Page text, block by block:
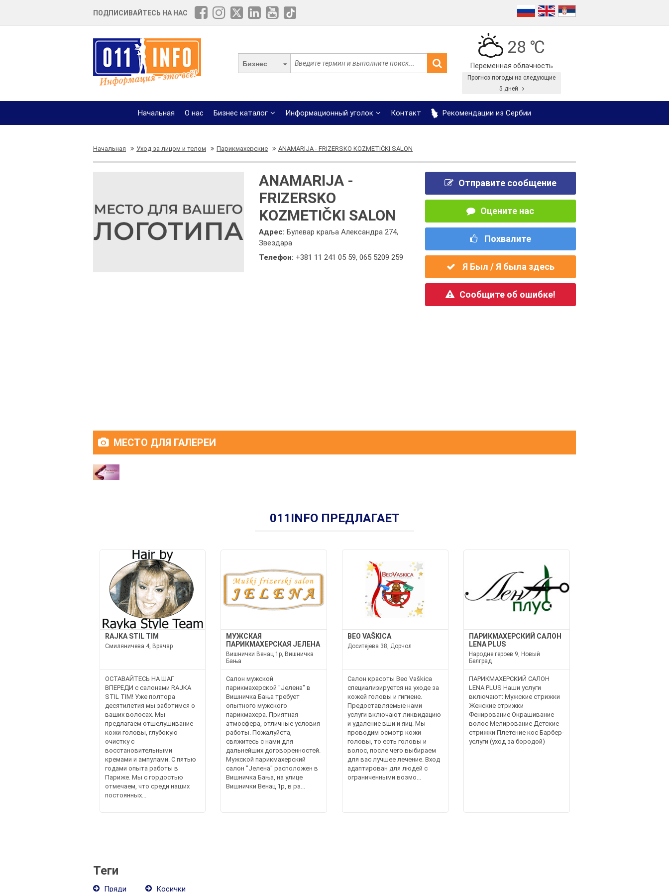
ПОДПИСИВАЙТЕСЬ НА НАС
Бизнес
28 ℃
Переменная облачность
Прогноз погоды на следующие
5 дней
Начальная О нас Бизнес каталог Информационный уголок Контакт Рекомендации из Сербии
Начальная Уход за лицом и телом Парикмахерские ANAMARIJA - FRIZERSKO KOZMETIČKI SALON
ANAMARIJA -
FRIZERSKO
KOZMETIČKI SALON
Адрес:Булевар краља Александра 274,
Звездара
Телефон: +381 11 241 05 59,065 5209 259
Отправите сообщение
Оцените нас
Похвалите
Я Был / Я была здесь
Сообщите об ошибке!
МЕСТО ДЛЯ ГАЛЕРЕИ
011INFO ПРЕДЛАГАЕТ
RAJKA STIL TIM
Смиляничева 4, Врачар
ОСТАВАЙТЕСЬ НА ШАГ
ВПЕРЕДИ с салонами RAJKA
STIL TIM! Уже полтора
десятилетия мы заботимся о
ваших волосах. Мы
предлагаем отшелушивание
кожи головы, глубокую
очистку с
восстановительными
кремами и ампулами. С пятью
годами опыта работы в
Париже. Мы с гордостью
отмечаем, что среди наших
постоянных...
МУЖСКАЯ
ПАРИКМАХЕРСКАЯ ЈЕЛЕНА
Вишнички Венац 1р, Вишничка
Бања
Салон мужской
парикмахерской "Јелена" в
Вишничка Бања требует
опытного мужского
парикмахера. Приятная
атмосфера, отличные условия
работы. Пожалуйста,
свяжитесь с нами для
дальнейших договоренностей.
Мужской парикмахерский
салон "Јелена" расположен в
Вишничка Бања, на улице
Вишнички Венац 1p, в ра...
BEO VAŠKICA
Доситејева 38, Дорчол
Салон красоты Beo Vaškica
специализируется на уходе за
кожей головы и гигиене.
Предоставляемые нами
услуги включают ликвидацию
и удаление вши и яиц. Мы
проводим осмотр кожи
головы, то есть головы и
волос, после чего выбираем
для вас лучшее лечение. Вход
адаптирован для людей с
ограниченными возмо...
ПАРИКМАХЕРСКИЙ САЛОН
LENA PLUS
Народне героев 9, Новый
Белград
ПАРИКМАХЕРСКИЙ САЛОН
LENA PLUS Наши услуги
включают: Мужские стрижки
Женские стрижки
Фенирование Окрашивание
волос Мелирование Детские
стрижки Плетение кос Барбер-
услуги (уход за бородой)
Теги
Пряди Косички